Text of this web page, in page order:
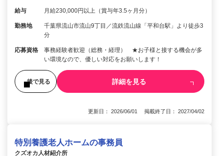
給与 月給230,000円以上（賞与年3.5ヶ月分）
勤務地
千葉県流山市流山9丁目／流鉄流山線「平和台駅」より徒歩3
分
応募資格
事務経験者歓迎（総務・経理） ★お子様と接する機会が多
い環境なので、優しい対応をお願いします！
後で見る 詳細を見る
更新日： 2026/06/01 掲載終了日： 2027/04/02
特別養護老人ホームの事務員
クズオカ人材紹介所